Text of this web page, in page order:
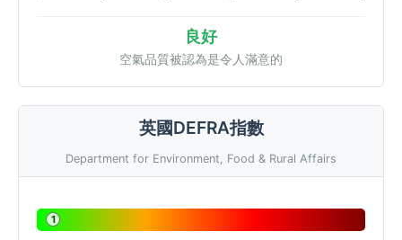
良好
空氣品質被認為是令人滿意的
英國DEFRA指數
Department for Environment, Food & Rural Affairs
1